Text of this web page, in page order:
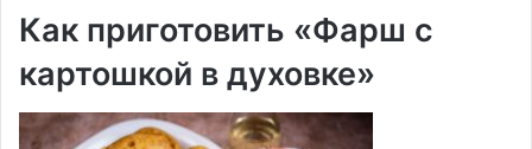
Как приготовить «Фарш с
картошкой в духовке»